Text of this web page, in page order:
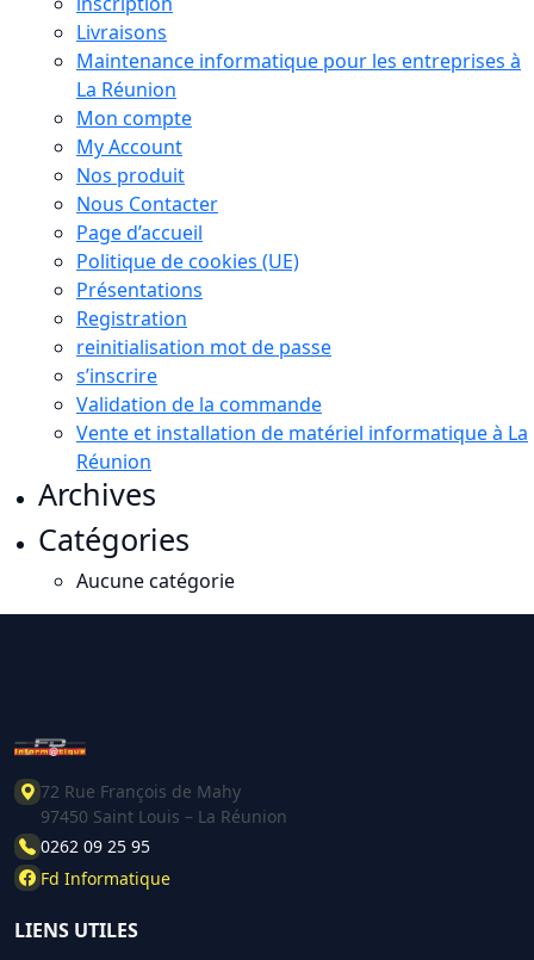
Livraisons
Maintenance informatique pour les entreprises à
La Réunion
Mon compte
My Account
Nos produit
Nous Contacter
Page d’accueil
Politique de cookies (UE)
Présentations
Registration
reinitialisation mot de passe
s’inscrire
Validation de la commande
Vente et installation de matériel informatique à La
Réunion
Archives
Catégories
Aucune catégorie
72 Rue François de Mahy
97450 Saint Louis – La Réunion
0262 09 25 95
Fd Informatique
LIENS UTILES